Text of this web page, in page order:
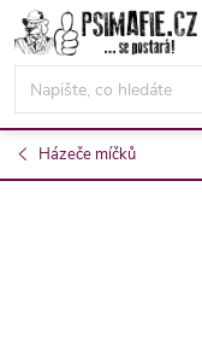
Přejít
na
obsah
Házeče míčků